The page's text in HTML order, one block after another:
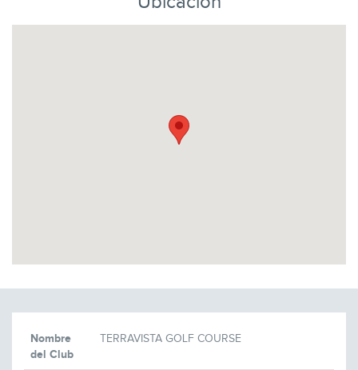
Nombre
del Club
TERRAVISTA GOLF COURSE